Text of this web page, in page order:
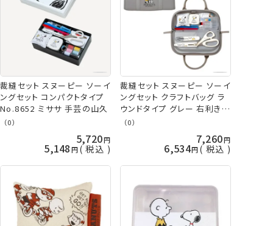
裁縫セット スヌーピー ソーイ
ングセット コンパクトタイプ
No.8652 ミササ 手芸の山久
（0）
5,720
5,148 税込
裁縫セット スヌーピー ソーイ
ングセット クラフトバッグ ラ
ウンドタイプ グレー 右利き
No.8651 ミササ 手芸の山久
（0）
7,260
6,534 税込